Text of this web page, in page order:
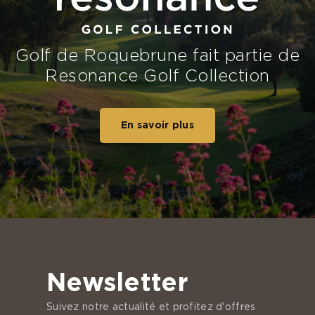
Golf de Roquebrune fait partie de
Resonance Golf Collection
En savoir plus
Newsletter
Suivez notre actualité et profitez d'offres